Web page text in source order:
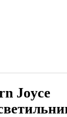
Joyce